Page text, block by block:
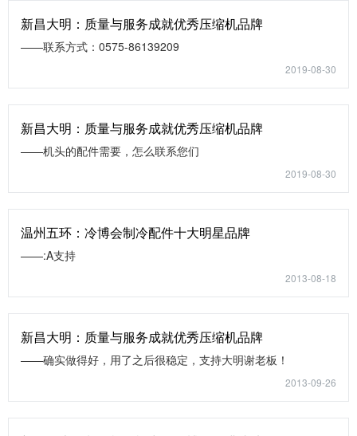
新昌大明：质量与服务成就优秀压缩机品牌
——联系方式：0575-86139209
2019-08-30
新昌大明：质量与服务成就优秀压缩机品牌
——机头的配件需要，怎么联系您们
2019-08-30
温州五环：冷博会制冷配件十大明星品牌
——:A支持
2013-08-18
新昌大明：质量与服务成就优秀压缩机品牌
——确实做得好，用了之后很稳定，支持大明谢老板！
2013-09-26